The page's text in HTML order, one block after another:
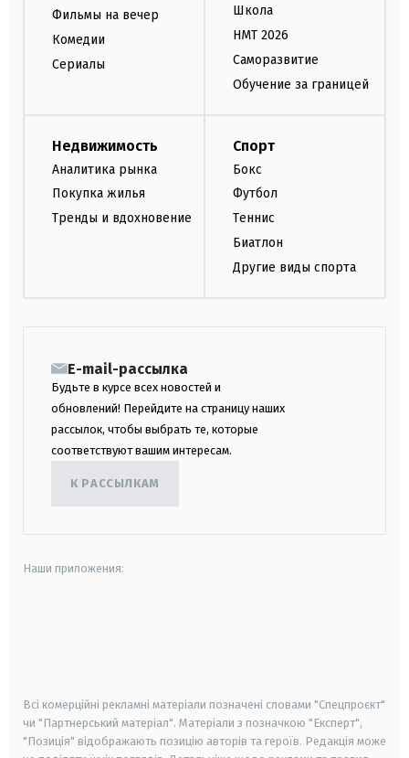
Фильмы на вечер
Комедии
Сериалы
Школа
НМТ 2026
Саморазвитие
Обучение за границей
Недвижимость
Аналитика рынка
Покупка жилья
Тренды и вдохновение
Спорт
Бокс
Футбол
Теннис
Биатлон
Другие виды спорта
E-mail-рассылка
Будьте в курсе всех новостей и
обновлений! Перейдите на страницу наших
рассылок, чтобы выбрать те, которые
соответствуют вашим интересам.
К РАССЫЛКАМ
Наши приложения:
Всі комерційні рекламні матеріали позначені словами "Спецпроєкт"
чи "Партнерський матеріал". Матеріали з позначкою "Експерт",
"Позиція" відображають позицію авторів та героїв. Редакція може